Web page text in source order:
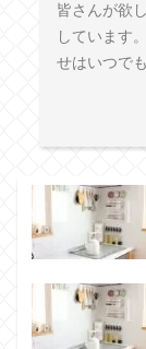
皆さんが欲
しています
せはいつで